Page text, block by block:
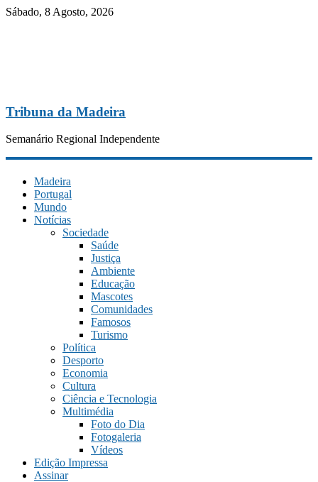
Sábado, 8 Agosto, 2026
Tribuna da Madeira
Semanário Regional Independente
Madeira
Portugal
Mundo
Notícias
Sociedade
Saúde
Justiça
Ambiente
Educação
Mascotes
Comunidades
Famosos
Turismo
Política
Desporto
Economia
Cultura
Ciência e Tecnologia
Multimédia
Foto do Dia
Fotogaleria
Vídeos
Edição Impressa
Assinar